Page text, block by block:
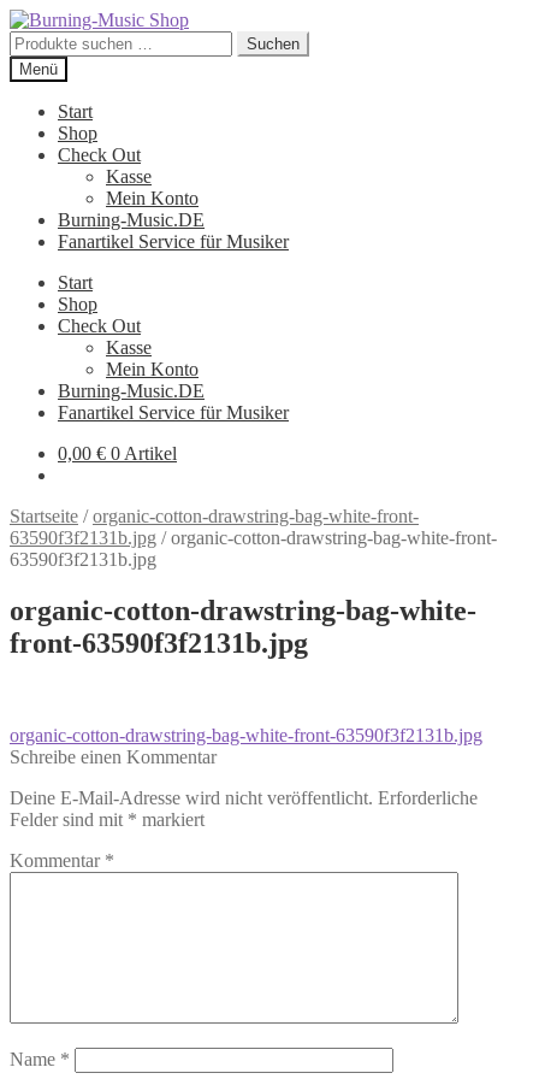
Zur
Navigation
springen
Zum
Inhalt
springen
Suche
nach:
Suchen
Menü
Start
Shop
Check Out
Kasse
Mein Konto
Burning-Music.DE
Fanartikel Service für Musiker
Start
Shop
Check Out
Kasse
Mein Konto
Burning-Music.DE
Fanartikel Service für Musiker
0,00 € 0 Artikel
Startseite /organic-cotton-drawstring-bag-white-front-
63590f3f2131b.jpg /organic-cotton-drawstring-bag-white-front-
63590f3f2131b.jpg
organic-cotton-drawstring-bag-white-
front-63590f3f2131b.jpg
Beitragsnavigation
Vorheriger
Beitrag:
organic-cotton-drawstring-bag-white-front-63590f3f2131b.jpg
Schreibe einen Kommentar
Deine E-Mail-Adresse wird nicht veröffentlicht. Erforderliche
Felder sind mit * markiert
Kommentar *
Name *